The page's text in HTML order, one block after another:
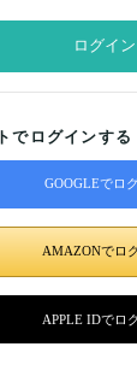
ログイン
でログインする
GOOGLEでロ
AMAZONでロ
APPLE IDでロ